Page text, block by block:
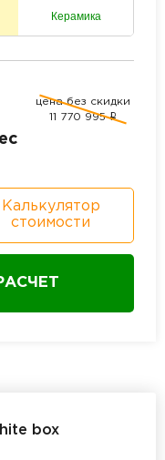
Керамика
цена без скидки
11 770 995 i
Калькулятор
стоимости
box